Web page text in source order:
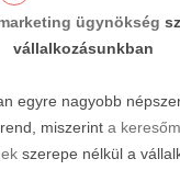
ügynökség
vállalkozásunkban
egyre nagyobb
miszerint a
szerepe nélkül a